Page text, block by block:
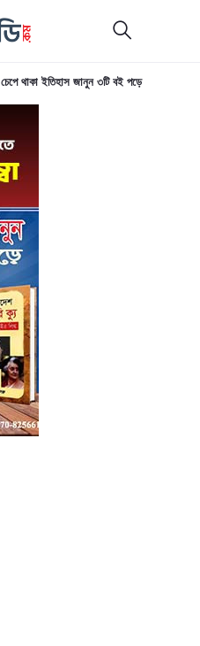
চেপে থাকা ইতিহাস জানুন ৩টি বই পড়ে